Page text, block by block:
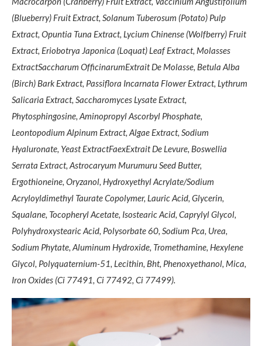
(Blueberry) Fruit Extract, Solanum Tuberosum (Potato) Pulp
Extract, Opuntia Tuna Extract, Lycium Chinense (Wolfberry) Fruit
Extract, Eriobotrya Japonica (Loquat) Leaf Extract, Molasses
ExtractSaccharum OfficinarumExtrait De Molasse, Betula Alba
(Birch) Bark Extract, Passiflora Incarnata Flower Extract, Lythrum
Salicaria Extract, Saccharomyces Lysate Extract,
Phytosphingosine, Aminopropyl Ascorbyl Phosphate,
Leontopodium Alpinum Extract, Algae Extract, Sodium
Hyaluronate, Yeast ExtractFaexExtrait De Levure, Boswellia
Serrata Extract, Astrocaryum Murumuru Seed Butter,
Ergothioneine, Oryzanol, Hydroxyethyl Acrylate/Sodium
Acryloyldimethyl Taurate Copolymer, Lauric Acid, Glycerin,
Squalane, Tocopheryl Acetate, Isostearic Acid, Caprylyl Glycol,
Polyhydroxystearic Acid, Polysorbate 60, Sodium Pca, Urea,
Sodium Phytate, Aluminum Hydroxide, Tromethamine, Hexylene
Glycol, Polyquaternium-51, Lecithin, Bht, Phenoxyethanol, Mica,
Iron Oxides (Ci 77491, Ci 77492, Ci 77499).